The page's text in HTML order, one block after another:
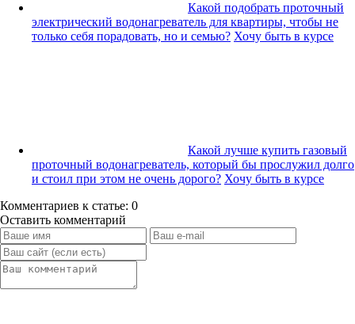
Какой подобрать проточный
электрический водонагреватель для квартиры, чтобы не
только себя порадовать, но и семью? Хочу быть в курсе
Какой лучше купить газовый
проточный водонагреватель, который бы прослужил долго
и стоил при этом не очень дорого? Хочу быть в курсе
Комментариев к статье: 0
Оставить комментарий